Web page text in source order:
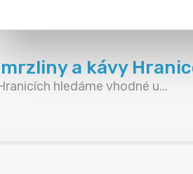
a kávy
hledáme vhodné u...